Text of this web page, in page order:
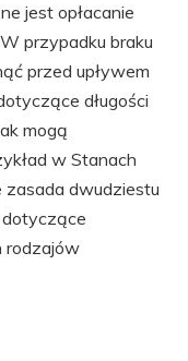
jest opłacanie
przypadku braku
przed upływem
długości
mogą
w Stanach
dwudziestu
dotyczące
rodzajów